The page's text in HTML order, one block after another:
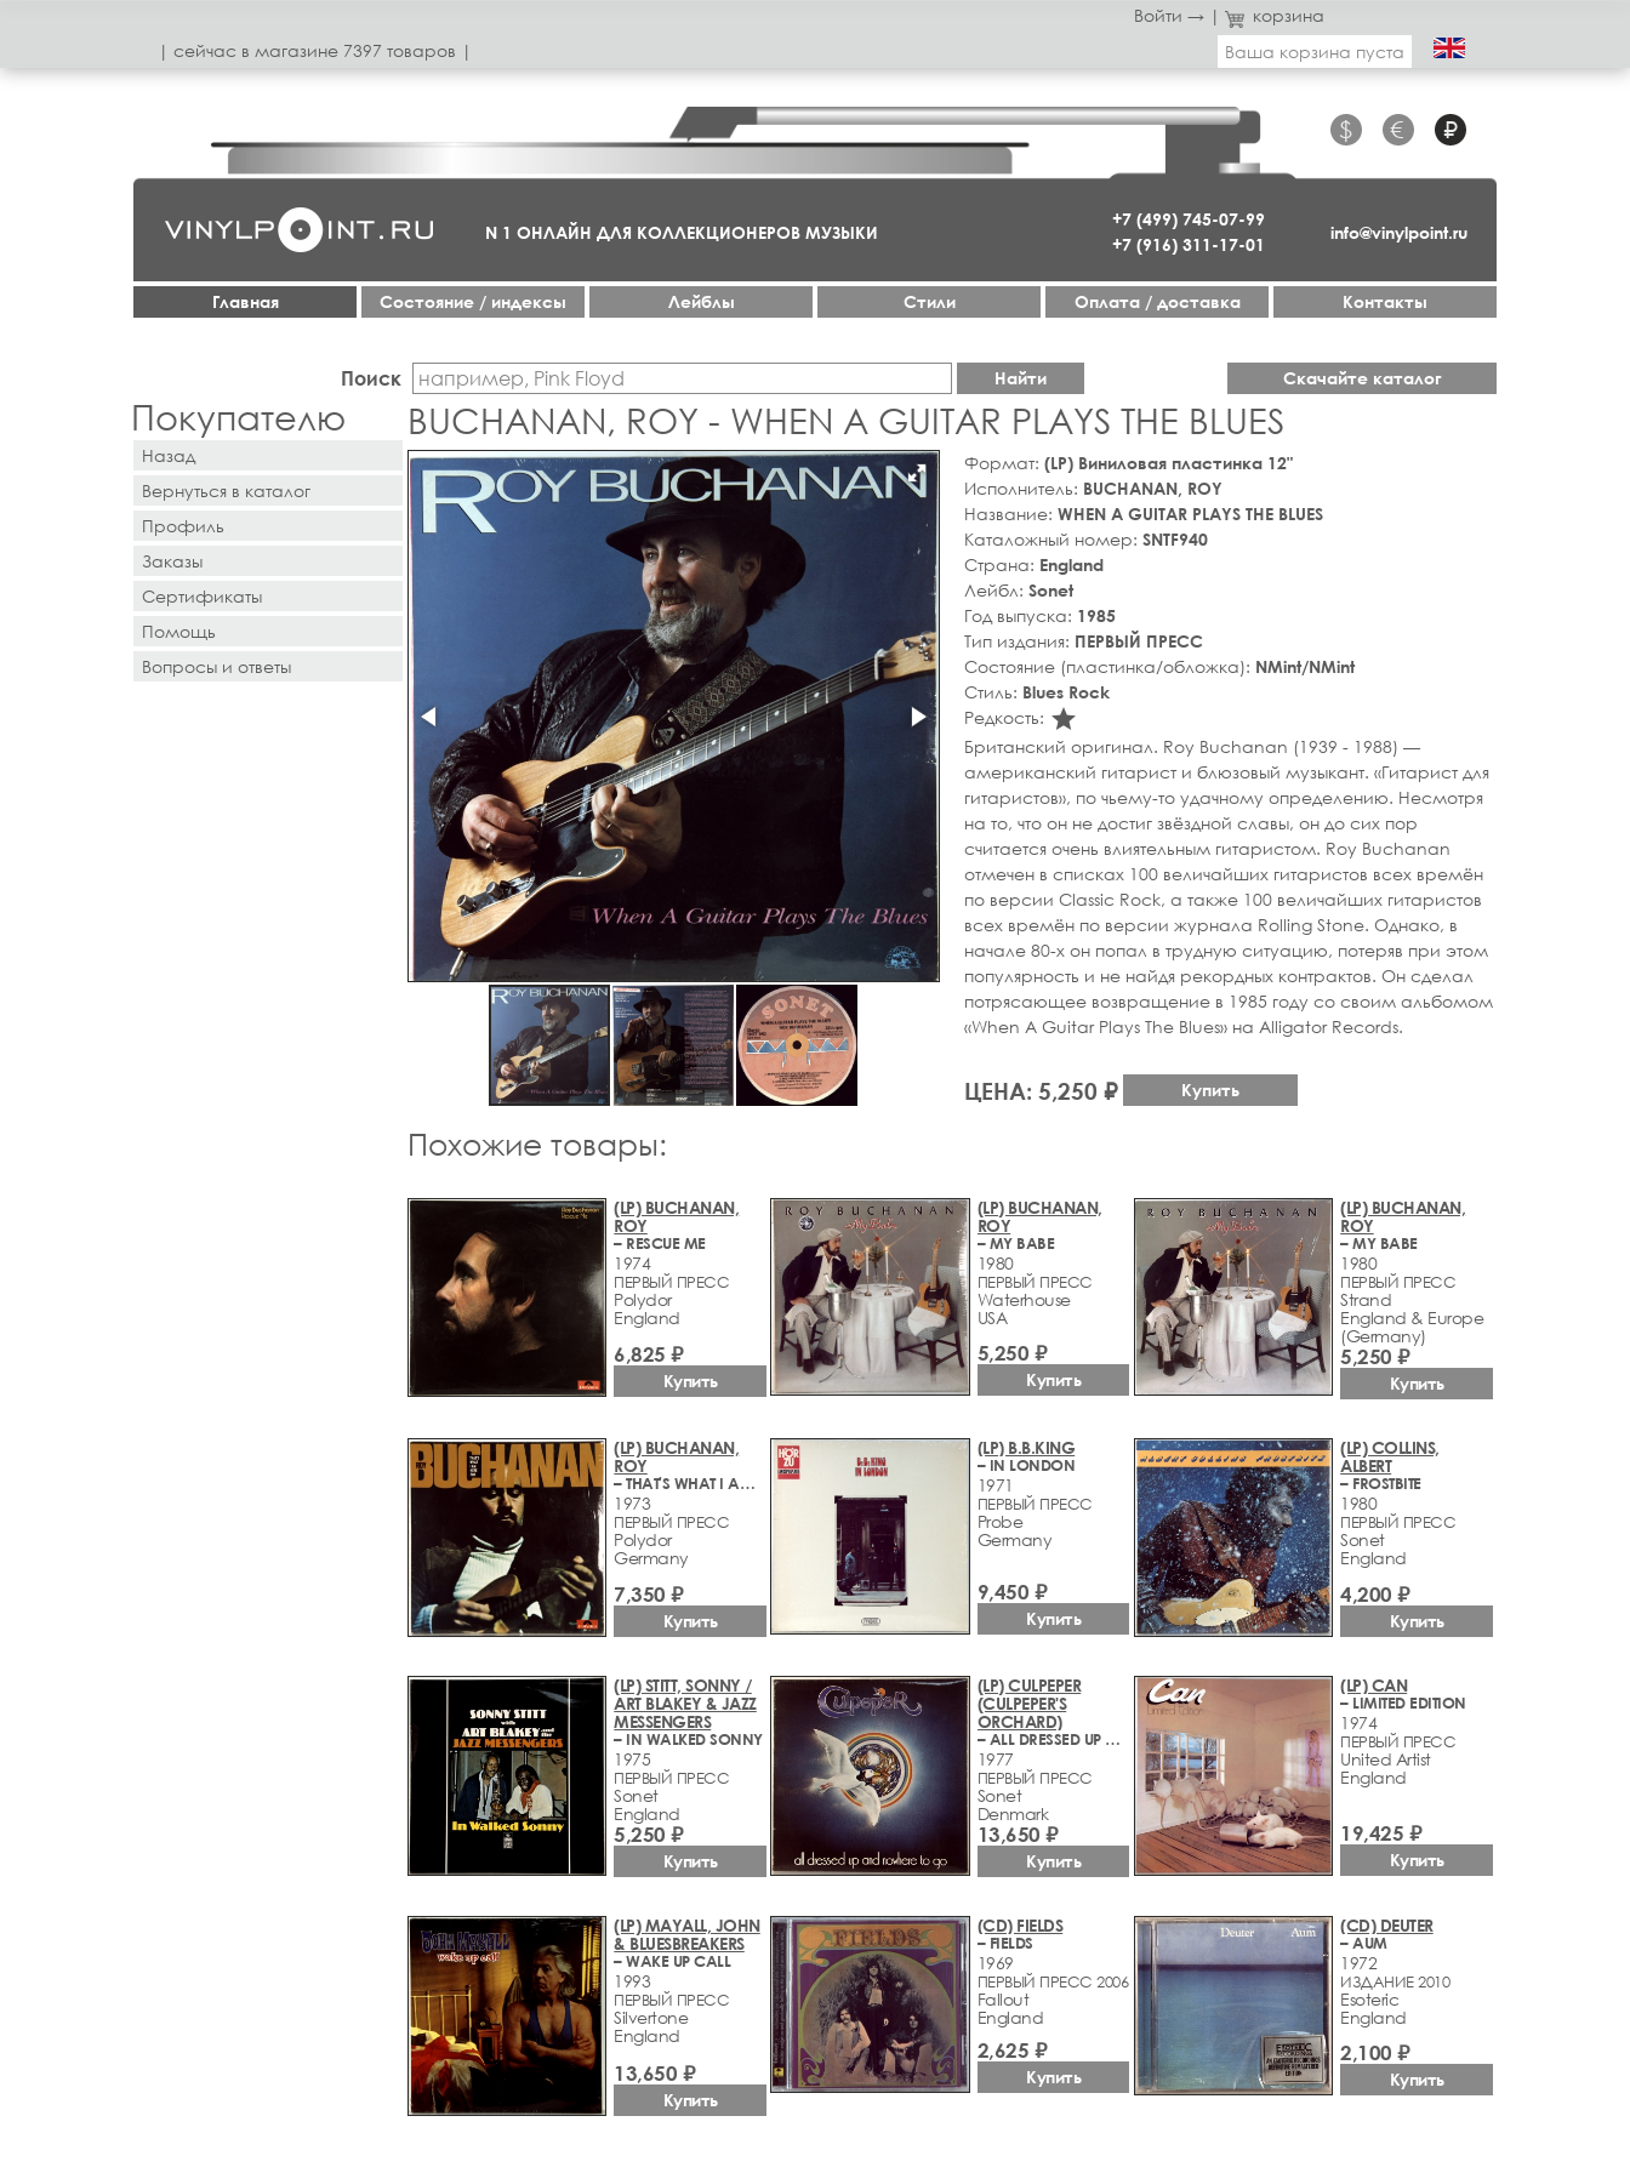
Войти → |
корзина
| сeйчас в магазинe 7397 товаров |
Ваша корзина пуста
+7 (499) 745-07-99
+7 (916) 311-17-01
$ € ₽
info@vinylpoint.ru
N 1 ОНЛАЙН ДЛЯ КОЛЛЕКЦИОНЕРОВ МУЗЫКИ
Главная Cостояние / индексы Лейблы Стили Оплата / доставка Контакты
Поиск Найти Скачайте каталог
Покупателю
Назад
Вернуться в каталог
Профиль
Заказы
Сертификаты
Помощь
Вопросы и ответы
BUCHANAN, ROY - WHEN A GUITAR PLAYS THE BLUES
Формат: (LP) Виниловая пластинка 12"
Исполнитель: BUCHANAN, ROY
Название: WHEN A GUITAR PLAYS THE BLUES
Каталожный номер: SNTF940
Страна: England
Лейбл: Sonet
Год выпуска: 1985
Тип издания: ПЕРВЫЙ ПРЕСС
Состояние (пластинка/обложка): NMint/NMint
Стиль: Blues Rock
Редкость: star_rate
Британский оригинал. Roy Buchanan (1939 - 1988) —
американский гитарист и блюзовый музыкант. «Гитарист для
гитаристов», по чьему-то удачному определению. Несмотря
на то, что он не достиг звёздной славы, он до сих пор
считается очень влиятельным гитаристом. Roy Buchanan
отмечен в списках 100 величайших гитаристов всех времён
по версии Classic Rock, а также 100 величайших гитаристов
всех времён по версии журнала Rolling Stone. Однако, в
начале 80-х он попал в трудную ситуацию, потеряв при этом
популярность и не найдя рекордных контрактов. Он сделал
потрясающее возвращение в 1985 году со своим альбомом
«When A Guitar Plays The Blues» на Alligator Records.
ЦЕНА: 5,250 ₽ Купить
Похожие товары:
(LP) BUCHANAN,
ROY
– RESCUE ME
1974
ПЕРВЫЙ ПРЕСС
Polydor
England
6,825 ₽
Купить
(LP) BUCHANAN,
ROY
– MY BABE
1980
ПЕРВЫЙ ПРЕСС
Waterhouse
USA
5,250 ₽
Купить
(LP) BUCHANAN,
ROY
– MY BABE
1980
ПЕРВЫЙ ПРЕСС
Strand
England & Europe
(Germany)
5,250 ₽
Купить
(LP) BUCHANAN,
ROY
– THAT'S WHAT I AM HERE FOR
1973
ПЕРВЫЙ ПРЕСС
Polydor
Germany
7,350 ₽
Купить
(LP) B.B.KING
– IN LONDON
1971
ПЕРВЫЙ ПРЕСС
Probe
Germany
9,450 ₽
Купить
(LP) COLLINS,
ALBERT
– FROSTBITE
1980
ПЕРВЫЙ ПРЕСС
Sonet
England
4,200 ₽
Купить
(LP) STITT, SONNY /
ART BLAKEY & JAZZ
MESSENGERS
– IN WALKED SONNY
1975
ПЕРВЫЙ ПРЕСС
Sonet
England
5,250 ₽
Купить
(LP) CULPEPER
(CULPEPER'S
ORCHARD)
– ALL DRESSED UP AND NOWHERE TO GO
1977
ПЕРВЫЙ ПРЕСС
Sonet
Denmark
13,650 ₽
Купить
(LP) CAN
– LIMITED EDITION
1974
ПЕРВЫЙ ПРЕСС
United Artist
England
19,425 ₽
Купить
(LP) MAYALL, JOHN
& BLUESBREAKERS
– WAKE UP CALL
1993
ПЕРВЫЙ ПРЕСС
Silvertone
England
13,650 ₽
Купить
(CD) FIELDS
– FIELDS
1969
ПЕРВЫЙ ПРЕСС 2006
Fallout
England
2,625 ₽
Купить
(CD) DEUTER
– AUM
1972
ИЗДАНИЕ 2010
Esoteric
England
2,100 ₽
Купить